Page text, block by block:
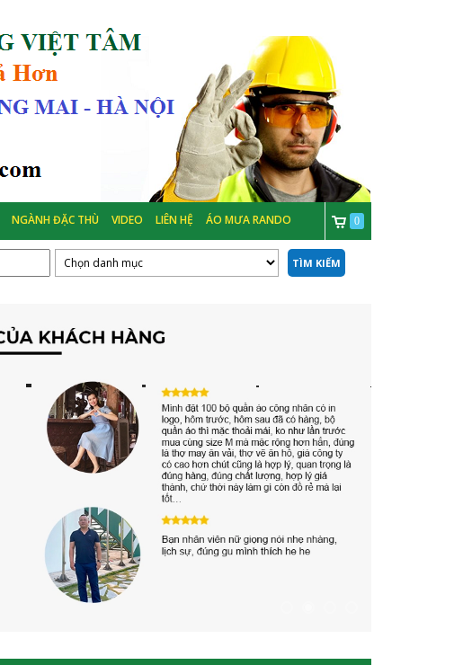
NGÀNH ĐẶC THÙ VIDEO LIÊN HỆ ÁO MƯA RANDO 0
TÌM KIẾM